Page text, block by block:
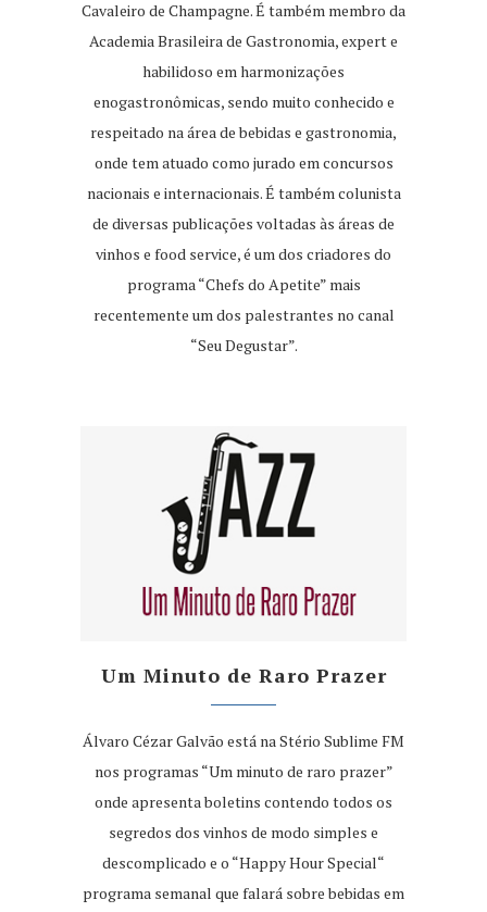
Cavaleiro de Champagne. É também membro da
Academia Brasileira de Gastronomia, expert e
habilidoso em harmonizações
enogastronômicas, sendo muito conhecido e
respeitado na área de bebidas e gastronomia,
onde tem atuado como jurado em concursos
nacionais e internacionais. É também colunista
de diversas publicações voltadas às áreas de
vinhos e food service, é um dos criadores do
programa “Chefs do Apetite” mais
recentemente um dos palestrantes no canal
“Seu Degustar”.
Um Minuto de Raro Prazer
Álvaro Cézar Galvão está na Stério Sublime FM
nos programas “Um minuto de raro prazer”
onde apresenta boletins contendo todos os
segredos dos vinhos de modo simples e
descomplicado e o “Happy Hour Special“
programa semanal que falará sobre bebidas em